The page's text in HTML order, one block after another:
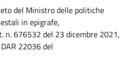
del Ministro delle politiche
in epigrafe,
n. 676532 del 23 dicembre 2021,
22036 del